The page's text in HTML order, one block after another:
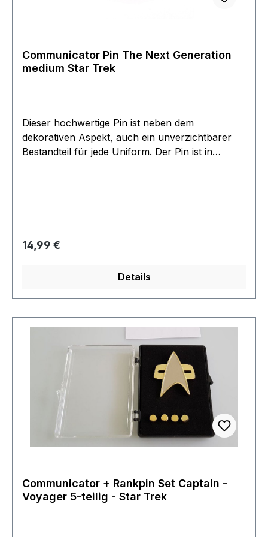
Communicator Pin The Next Generation
medium Star Trek
Dieser hochwertige Pin ist neben dem
dekorativen Aspekt, auch ein unverzichtbarer
Bestandteil für jede Uniform. Der Pin ist in
edle Ausführung die dekorativ an einer
Lederjacke oder Uniform einen als 'Trekki
man immer eine Verbindung zu seinem im Orbit
befindlichen Raumschiff hat.
Regulärer Preis:
14,99 €
Details
Communicator + Rankpin Set Captain -
Voyager 5-teilig - Star Trek